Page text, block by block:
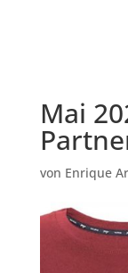
Mai
von Enrique